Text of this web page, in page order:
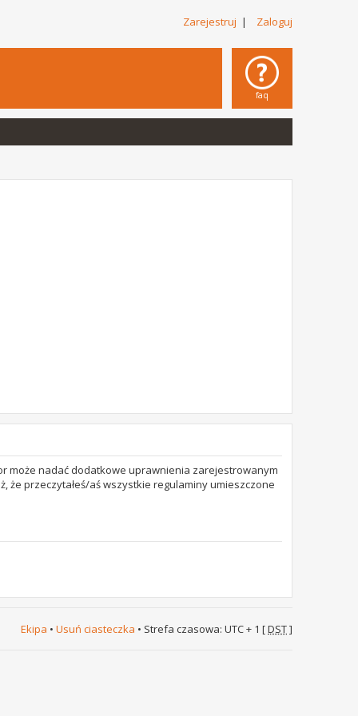
Zarejestruj | Zaloguj
faq
może nadać dodatkowe uprawnienia zarejestrowanym
że przeczytałeś/aś wszystkie regulaminy umieszczone
Ekipa • Usuń ciasteczka • Strefa czasowa: UTC + 1 [DST]